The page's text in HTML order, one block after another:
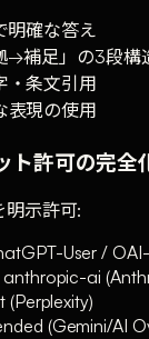
明確な答え
→補足」の3段構
・条文引用
表現の使用
ト許可の完全
明示許可:
User /
ai
(Perplexity)
(Gemini/AI